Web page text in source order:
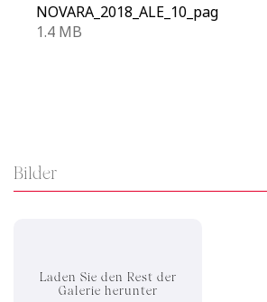
NOVARA_2018_ALE_10_pag
1.4 MB
Bilder
Laden Sie den Rest der
Galerie herunter